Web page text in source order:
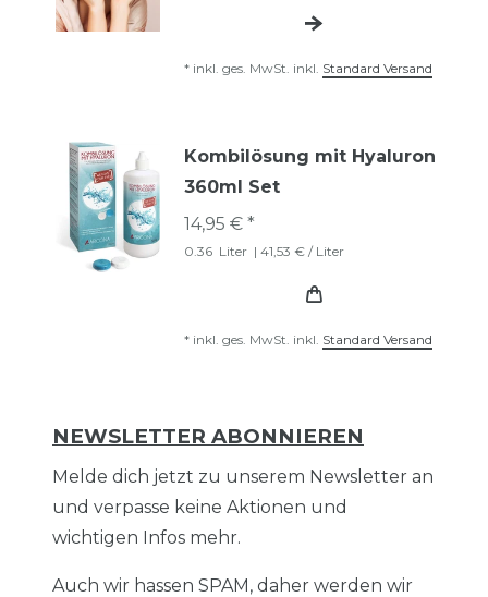
* inkl. ges. MwSt. inkl. Standard Versand
Kombilösung mit Hyaluron
360ml Set
14,95 € *
0.36 Liter | 41,53 € / Liter
* inkl. ges. MwSt. inkl. Standard Versand
NEWSLETTER ABONNIEREN
Melde dich jetzt zu unserem Newsletter an
und verpasse keine Aktionen und
wichtigen Infos mehr.
Auch wir hassen SPAM, daher werden wir